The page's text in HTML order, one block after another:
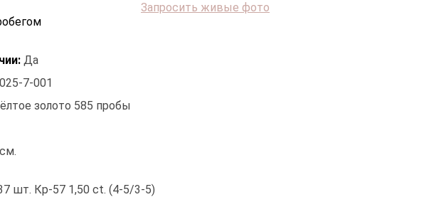
Запросить живые фото
Да
7-001
золото 585 пробы
шт. Кр-57 1,50 ct. (4-5/3-5)